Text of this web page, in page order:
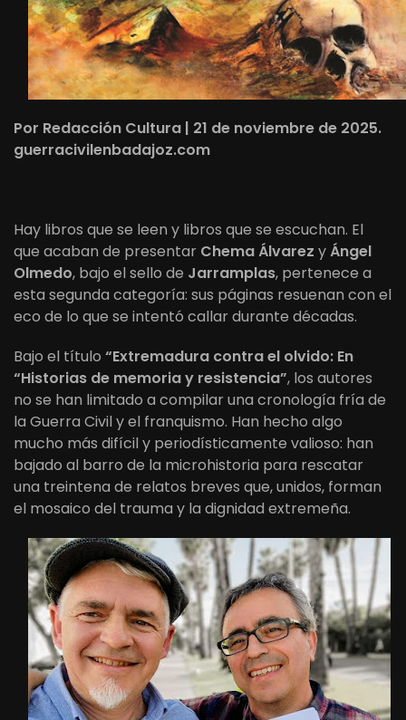
Por Redacción Cultura | 21 de noviembre de 2025.
guerracivilenbadajoz.com
Hay libros que se leen y libros que se escuchan. El
que acaban de presentar Chema Álvarez yÁngel
Olmedo, bajo el sello de Jarramplas, pertenece a
esta segunda categoría: sus páginas resuenan con el
eco de lo que se intentó callar durante décadas.
Bajo el título “Extremadura contra el olvido: En
“Historias de memoria y resistencia”, los autores
no se han limitado a compilar una cronología fría de
la Guerra Civil y el franquismo. Han hecho algo
mucho más difícil y periodísticamente valioso: han
bajado al barro de la microhistoria para rescatar
una treintena de relatos breves que, unidos, forman
el mosaico del trauma y la dignidad extremeña.